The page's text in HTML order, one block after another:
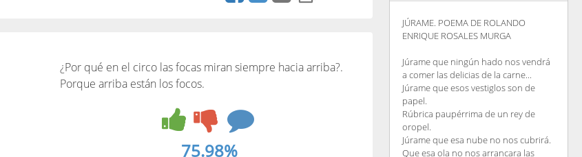
¿Por qué en el circo las focas miran siempre hacia arriba?.
Porque arriba están los focos.
75.98%
JÚRAME. POEMA DE ROLANDO
ENRIQUE ROSALES MURGA
Júrame que ningún hado nos vendrá
a comer las delicias de la carne...
Júrame que esos vestiglos son de
papel.
Rúbrica paupérrima de un rey de
oropel.
Júrame que esa nube no nos cubrirá.
Que esa ola no nos arrancara las